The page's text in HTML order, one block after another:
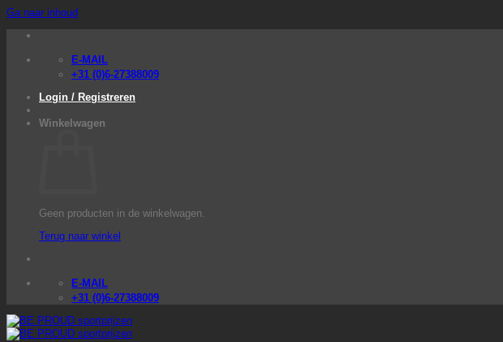
Ga naar inhoud
E-MAIL
+31 (0)6-27388009
Login / Registreren
Winkelwagen
Geen producten in de winkelwagen.
Terug naar winkel
E-MAIL
+31 (0)6-27388009